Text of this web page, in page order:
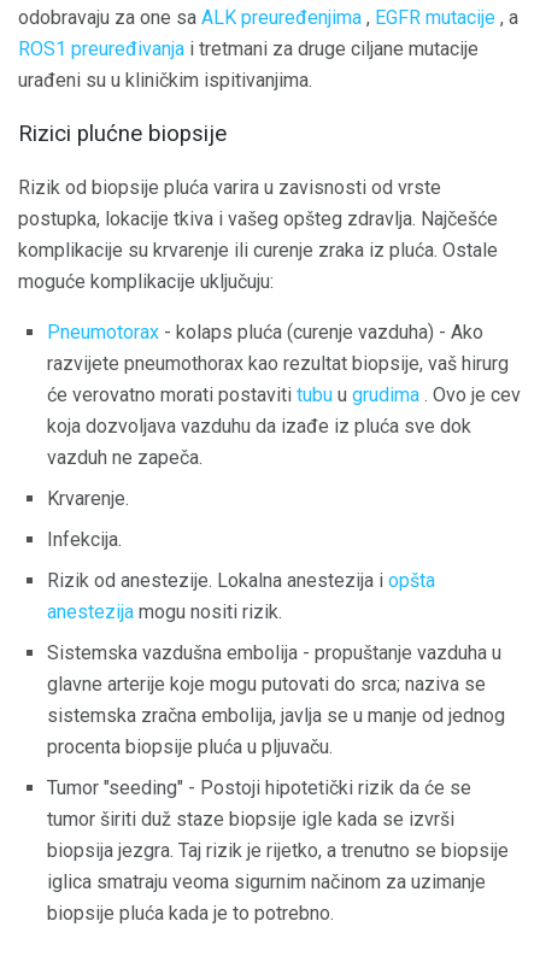
odobravaju za one sa ALK preuređenjima , EGFR mutacije , a
ROS1 preuređivanja i tretmani za druge ciljane mutacije
urađeni su u kliničkim ispitivanjima.
Rizici plućne biopsije
Rizik od biopsije pluća varira u zavisnosti od vrste
postupka, lokacije tkiva i vašeg opšteg zdravlja. Najčešće
komplikacije su krvarenje ili curenje zraka iz pluća. Ostale
moguće komplikacije uključuju:
Pneumotorax - kolaps pluća (curenje vazduha) - Ako
razvijete pneumothorax kao rezultat biopsije, vaš hirurg
će verovatno morati postaviti tubu u grudima . Ovo je cev
koja dozvoljava vazduhu da izađe iz pluća sve dok
vazduh ne zapeča.
Krvarenje.
Infekcija.
Rizik od anestezije. Lokalna anestezija i opšta
anestezija mogu nositi rizik.
Sistemska vazdušna embolija - propuštanje vazduha u
glavne arterije koje mogu putovati do srca; naziva se
sistemska zračna embolija, javlja se u manje od jednog
procenta biopsije pluća u pljuvaču.
Tumor "seeding" - Postoji hipotetički rizik da će se
tumor širiti duž staze biopsije igle kada se izvrši
biopsija jezgra. Taj rizik je rijetko, a trenutno se biopsije
iglica smatraju veoma sigurnim načinom za uzimanje
biopsije pluća kada je to potrebno.